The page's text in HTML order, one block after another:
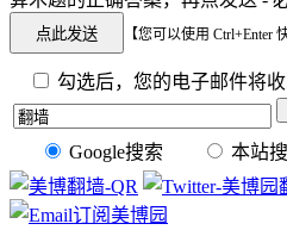
【您可以使用 Ctrl+Enter
勾选后，您的电子邮件将收
Google搜索 本站